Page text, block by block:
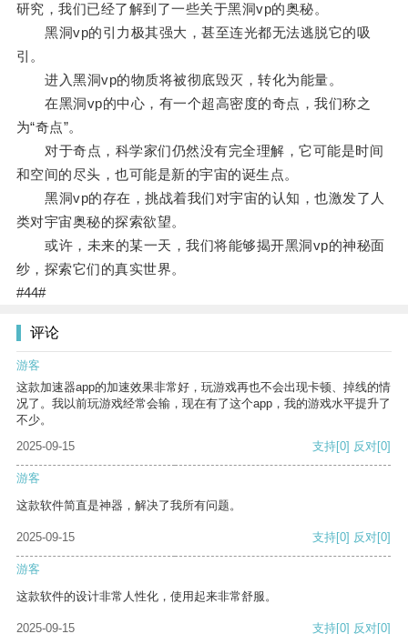
研究，我们已经了解到了一些关于黑洞vp的奥秘。
黑洞vp的引力极其强大，甚至连光都无法逃脱它的吸
引。
进入黑洞vp的物质将被彻底毁灭，转化为能量。
在黑洞vp的中心，有一个超高密度的奇点，我们称之
为“奇点”。
对于奇点，科学家们仍然没有完全理解，它可能是时间
和空间的尽头，也可能是新的宇宙的诞生点。
黑洞vp的存在，挑战着我们对宇宙的认知，也激发了人
类对宇宙奥秘的探索欲望。
或许，未来的某一天，我们将能够揭开黑洞vp的神秘面
纱，探索它们的真实世界。
#44#
评论
游客
这款加速器app的加速效果非常好，玩游戏再也不会出现卡顿、掉线的情
况了。我以前玩游戏经常会输，现在有了这个app，我的游戏水平提升了
不少。
2025-09-15
支持[0] 反对[0]
游客
这款软件简直是神器，解决了我所有问题。
2025-09-15 支持[0] 反对[0]
游客
这款软件的设计非常人性化，使用起来非常舒服。
2025-09-15 支持[0] 反对[0]